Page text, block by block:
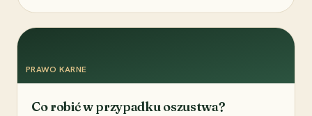
PRAWO KARNE
Co robić w przypadku oszustwa?